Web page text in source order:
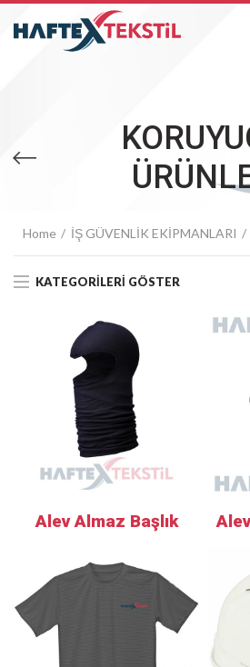
Home İŞ GÜVENLİK EKİPMANLARI
KATEGORILERI GÖSTER
Alev Almaz Başlık